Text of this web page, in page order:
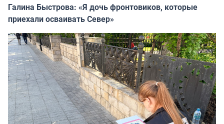
Галина Быстрова: «Я дочь фронтовиков, которые
приехали осваивать Север»